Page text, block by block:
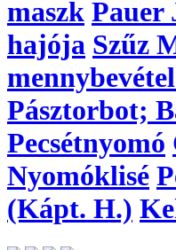
maszk Pauer
hajója Szűz
Pásztorbot;
Pecsétnyomó
Nyomóklisé
(Kápt. H.)